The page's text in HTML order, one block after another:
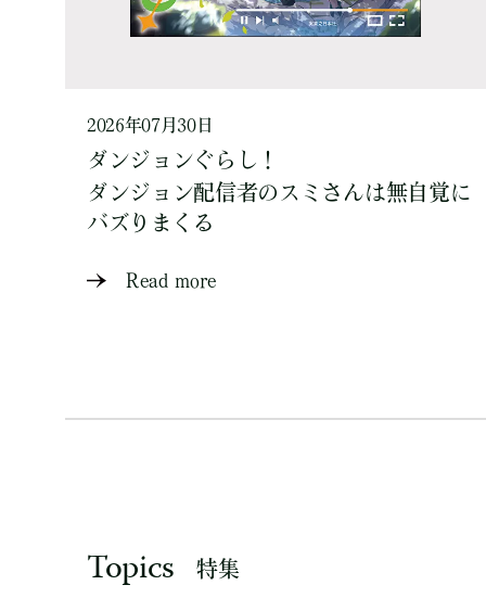
2026年07月30日
ダンジョンぐらし！
ダンジョン配信者のスミさんは無自覚に
バズりまくる
Read more
Topics 特集